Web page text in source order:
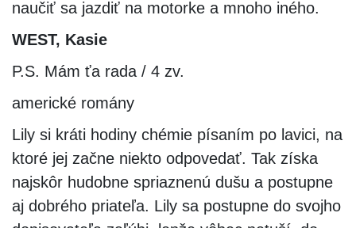
naučiť sa jazdiť na motorke a mnoho iného.
WEST, Kasie
P.S. Mám ťa rada / 4 zv.
americké romány
Lily si kráti hodiny chémie písaním po lavici, na
ktoré jej začne niekto odpovedať. Tak získa
najskôr hudobne spriaznenú dušu a postupne
aj dobrého priateľa. Lily sa postupne do svojho